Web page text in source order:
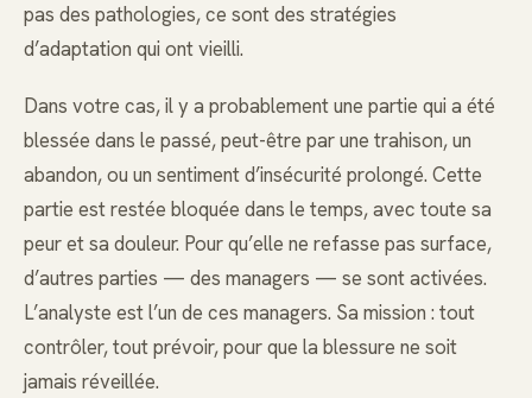
pas des pathologies, ce sont des stratégies
d’adaptation qui ont vieilli.
Dans votre cas, il y a probablement une partie qui a été
blessée dans le passé, peut-être par une trahison, un
abandon, ou un sentiment d’insécurité prolongé. Cette
partie est restée bloquée dans le temps, avec toute sa
peur et sa douleur. Pour qu’elle ne refasse pas surface,
d’autres parties — des managers — se sont activées.
L’analyste est l’un de ces managers. Sa mission : tout
contrôler, tout prévoir, pour que la blessure ne soit
jamais réveillée.